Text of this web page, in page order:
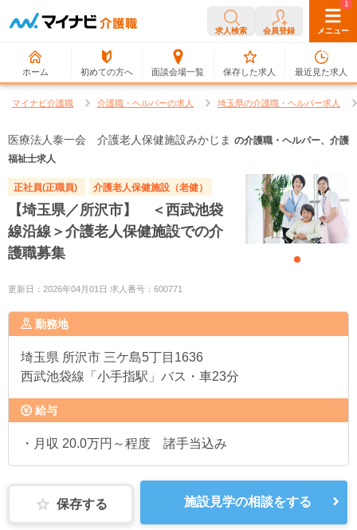
求人検索 会員登録 メニュー
ホーム 初めての方へ 面談会場一覧
0
保存した求人
1
最近見た求人
マイナビ介護職 介護職・ヘルパーの求人 埼玉県の介護職・ヘルパー求人
医療法人泰一会 介護老人保健施設みかじま の介護職・ヘルパー、介護
福祉士求人
正社員(正職員) 介護老人保健施設（老健）
【埼玉県／所沢市】 ＜西武池袋
線沿線＞介護老人保健施設での介
護職募集
更新日：2026年04月01日 求人番号：600771
勤務地
埼玉県 所沢市 三ケ島5丁目1636
西武池袋線「小手指駅」バス・車23分
給与
・月収 20.0万円～程度 諸手当込み
保存する 施設見学の相談をする